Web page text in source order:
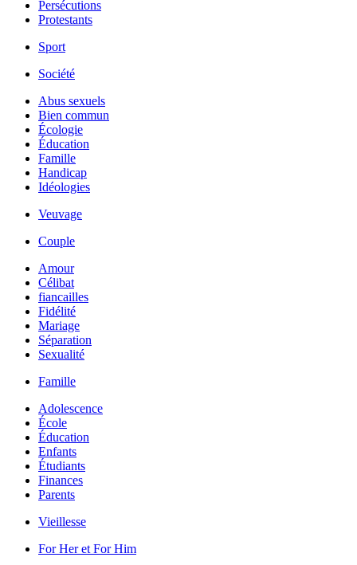
Persécutions
Protestants
Sport
Société
Abus sexuels
Bien commun
Écologie
Éducation
Famille
Handicap
Idéologies
Veuvage
Couple
Amour
Célibat
fiancailles
Fidélité
Mariage
Séparation
Sexualité
Famille
Adolescence
École
Éducation
Enfants
Étudiants
Finances
Parents
Vieillesse
For Her et For Him